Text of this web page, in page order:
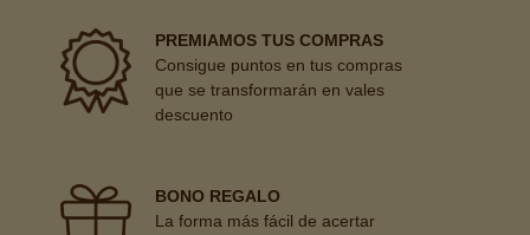
PREMIAMOS TUS COMPRAS
Consigue puntos en tus compras
que se transformarán en vales
descuento
BONO REGALO
La forma más fácil de acertar